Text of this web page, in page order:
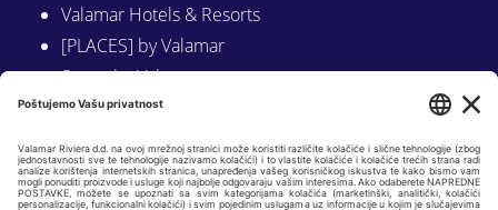
Valamar Hotels & Resorts
[PLACES] by Valamar
Sunny by Valamar
Valamar Camping
Istraži na Valamar.com